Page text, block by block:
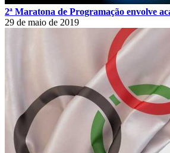
2ª Maratona de Programação envolve
29 de maio de 2019